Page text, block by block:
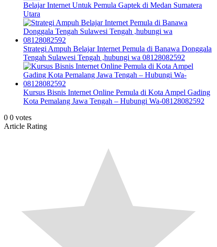
Belajar Internet Untuk Pemula Gaptek di Medan Sumatera
Utara
Strategi Ampuh Belajar Internet Pemula di Banawa Donggala
Tengah Sulawesi Tengah ,hubungi wa 08128082592
Kursus Bisnis Internet Online Pemula di Kota Ampel Gading
Kota Pemalang Jawa Tengah – Hubungi Wa-08128082592
0 0 votes
Article Rating